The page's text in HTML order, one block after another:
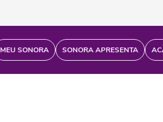
MEU SONORA SONORA APRESENTA